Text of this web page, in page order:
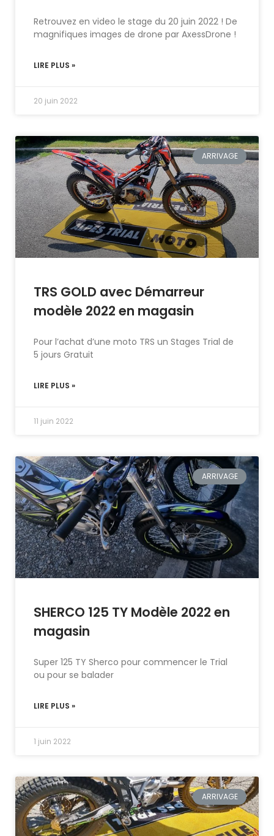
Retrouvez en video le stage du 20 juin 2022 ! De
magnifiques images de drone par AxessDrone !
LIRE PLUS »
20 juin 2022
ARRIVAGE
TRS GOLD avec Démarreur
modèle 2022 en magasin
Pour l’achat d’une moto TRS un Stages Trial de
5 jours Gratuit
LIRE PLUS »
11 juin 2022
ARRIVAGE
SHERCO 125 TY Modèle 2022 en
magasin
Super 125 TY Sherco pour commencer le Trial
ou pour se balader
LIRE PLUS »
1 juin 2022
ARRIVAGE